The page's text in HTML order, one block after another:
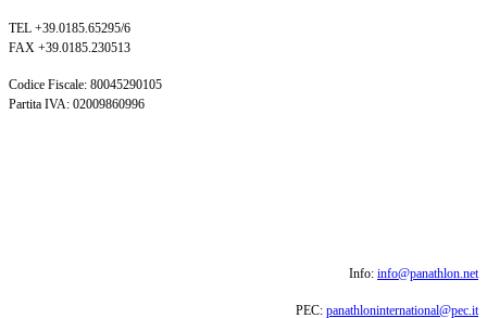
TEL +39.0185.65295/6
FAX +39.0185.230513
Codice Fiscale: 80045290105
Partita IVA: 02009860996
Info: info@panathlon.net
PEC: panathloninternational@pec.it